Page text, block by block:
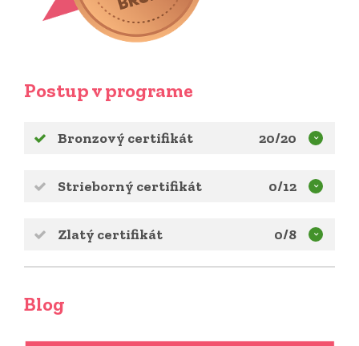
Postup v programe
Bronzový certifikát 20/20
Strieborný certifikát 0/12
Zlatý certifikát 0/8
Blog